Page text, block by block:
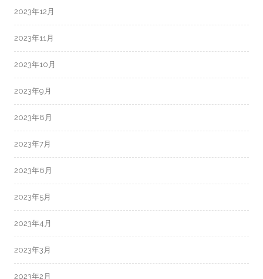
2023年12月
2023年11月
2023年10月
2023年9月
2023年8月
2023年7月
2023年6月
2023年5月
2023年4月
2023年3月
2023年2月